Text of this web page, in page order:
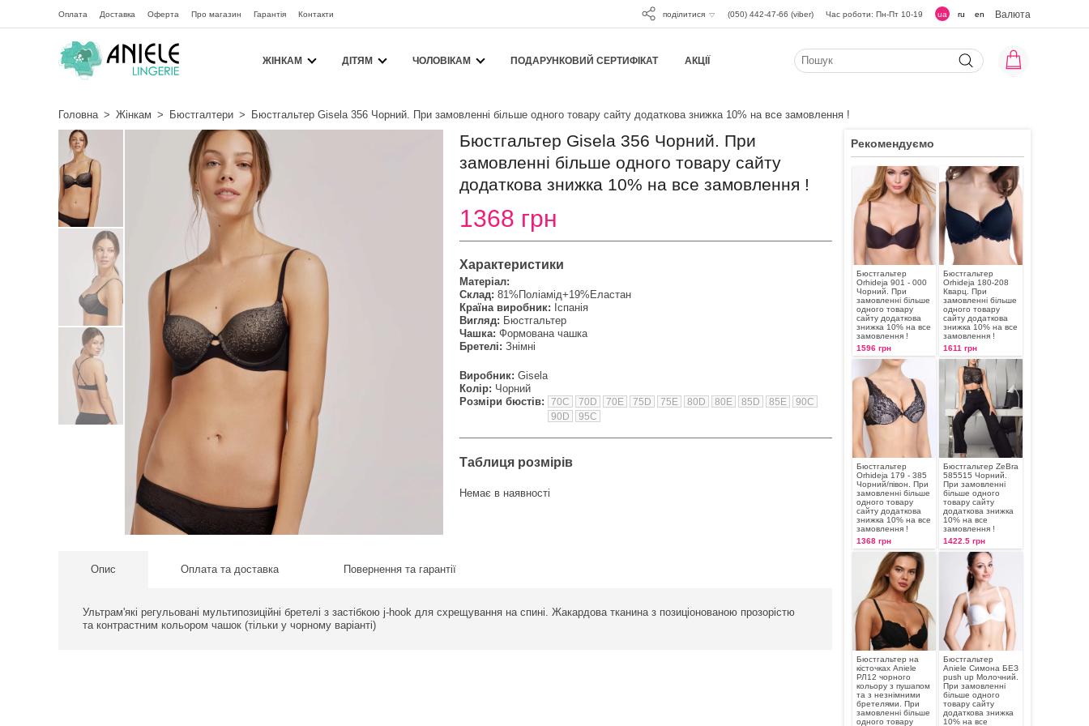
Оплата Доставка Оферта Про магазин Гарантія Контакти поділитися (050) 442-47-66 (viber) Час роботи: Пн-Пт 10-19 ua ru en Валюта
ЖІНКАМ ДІТЯМ ЧОЛОВІКАМ ПОДАРУНКОВИЙ СЕРТИФІКАТ АКЦІЇ
Головна > Жінкам > Бюстгалтери > Бюстгальтер Gisela 356 Чорний. При замовленні більше одного товару сайту додаткова знижка 10% на все замовлення !
Бюстгальтер Gisela 356 Чорний. При
замовленні більше одного товару сайту
додаткова знижка 10% на все замовлення !
1368 грн
Характеристики
Матеріал:
Склад: 81%Поліамід+19%Еластан
Країна виробник: Іспанія
Вигляд: Бюстгальтер
Чашка: Формована чашка
Бретелі: Знімні
Виробник: Gisela
Колір: Чорний
Розміри бюстів:
70C 70D 70E 75D 75E 80D 80E 85D 85E
90C
90D
95C
Таблиця розмірів
Немає в наявності
Опис Оплата та доставка Повернення та гарантії
Ультрам'які регульовані мультипозиційні бретелі з застібкою j-hook для схрещування на спині. Жакардова тканина з позиціонованою прозорістю
та контрастним кольором чашок (тільки у чорному варіанті)
Рекомендуємо
Бюстгальтер
Orhideja 901 - 000
Чорний. При
замовленні більше
одного товару
сайту додаткова
знижка 10% на все
замовлення !
1596 грн
Бюстгальтер
Orhideja 180-208
Кварц. При
замовленні більше
одного товару
сайту додаткова
знижка 10% на все
замовлення !
1611 грн
Бюстгальтер
Orhideja 179 - 385
Чорний/півон. При
замовленні більше
одного товару
сайту додаткова
знижка 10% на все
замовлення !
1368 грн
Бюстгальтер ZeBra
585515 Чорний.
При замовленні
більше одного
товару сайту
додаткова знижка
10% на все
замовлення !
1422.5 грн
Бюстгальтер на
кісточках Aniele
РЛ12 чорного
кольору з пушапом
та з незнімними
бретелями. При
замовленні більше
одного товару
Бюстгальтер
Aniele Симона БЕЗ
push up Молочний.
При замовленні
більше одного
товару сайту
додаткова знижка
10% на все